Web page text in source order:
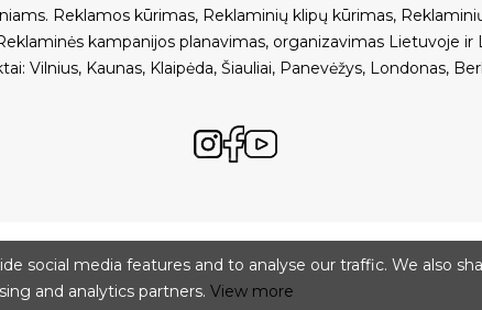
. Reklamos kūrimas, Reklaminių klipų kūrimas,
kampanijos planavimas, organizavimas Lietuvoje ir
: Vilnius, Kaunas, Klaipėda, Šiauliai, Panevėžys, Londonas,
social media features and to analyse our traffic. We also
and analytics partners. View more